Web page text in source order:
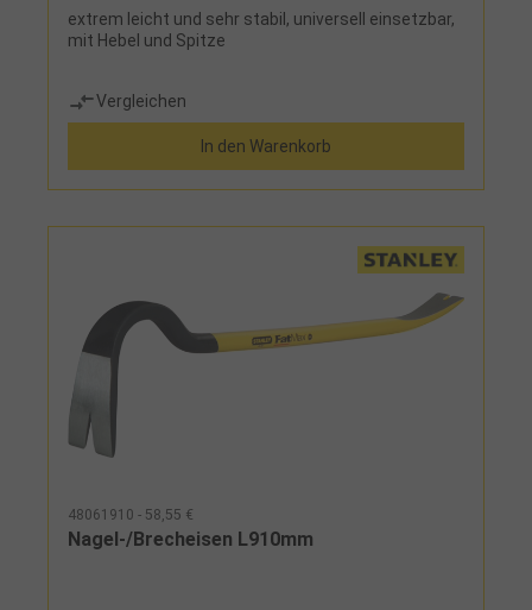
extrem leicht und sehr stabil, universell einsetzbar,
mit Hebel und Spitze
Vergleichen
In den Warenkorb
48061910 - 58,55 €
Nagel-/Brecheisen L910mm